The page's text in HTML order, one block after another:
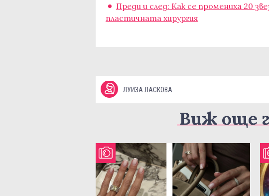
Преди и след: Как се промениха 20
пластичната хирургия
ЛУИЗА ЛАСКОВА
Виж още